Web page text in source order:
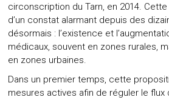
circonscription du Tarn, en 2014.
d’un constat alarmant depuis des
désormais : l’existence et
médicaux, souvent en zones rurales,
en zones urbaines.
Dans un premier temps, cette
mesures actives afin de réguler le